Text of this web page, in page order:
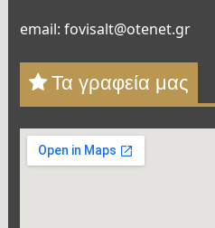
email: fovisalt@otenet.gr
Τα γραφεία μας